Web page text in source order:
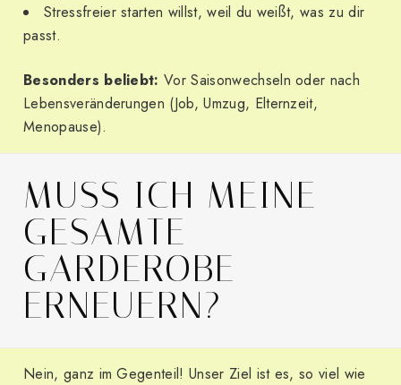
Stressfreier starten willst, weil du weißt, was zu dir
passt.
Besonders beliebt: Vor Saisonwechseln oder nach
Lebensveränderungen (Job, Umzug, Elternzeit,
Menopause).
MUSS ICH MEINE
GESAMTE
GARDEROBE
ERNEUERN?
Nein, ganz im Gegenteil! Unser Ziel ist es, so viel wie